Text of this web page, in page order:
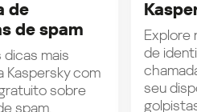
de
de spam
mais
Kaspersky com
sobre
spam.
Explore
de
seu